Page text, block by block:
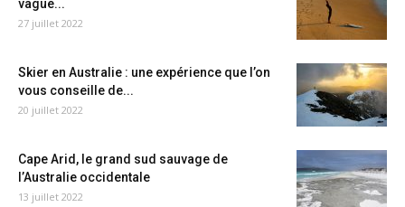
vague...
27 juillet 2022
Skier en Australie : une expérience que l’on
vous conseille de...
20 juillet 2022
Cape Arid, le grand sud sauvage de
l’Australie occidentale
13 juillet 2022